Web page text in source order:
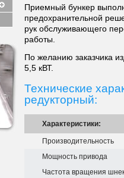
Приемный бункер
предохранительной
рук обслуживающего
работы.
По желанию заказчика
5,5 кВТ.
Технические
редукторный:
Характеристики:
Производительность
Мощность привода
Частота вращения